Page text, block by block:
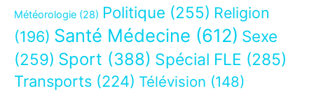
Météorologie (28) Politique (255) Religion
(196) Santé Médecine (612) Sexe
(259) Sport (388) Spécial FLE (285)
Transports (224) Télévision (148)